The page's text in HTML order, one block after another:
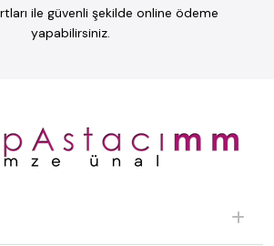
ile güvenli şekilde online ödeme
yapabilirsiniz.